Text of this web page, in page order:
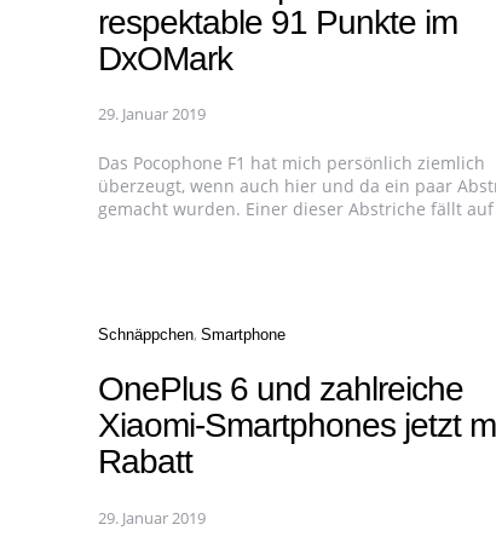
respektable 91 Punkte im
DxOMark
29. Januar 2019
Das Pocophone F1 hat mich persönlich ziemlich
überzeugt, wenn auch hier und da ein paar
gemacht wurden. Einer dieser Abstriche fällt
Categories
Schnäppchen Smartphone
OnePlus 6 und zahlreiche
Xiaomi-Smartphones jetzt
Rabatt
29. Januar 2019